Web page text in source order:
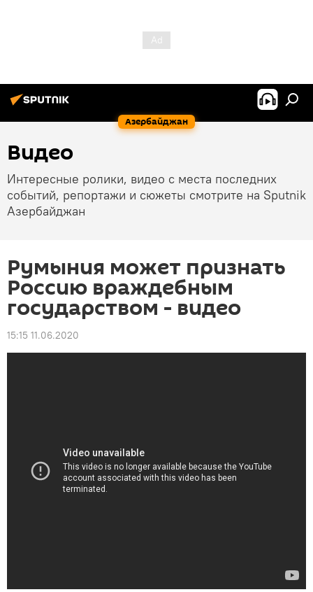
Азербайджан
Видео
Интересные ролики, видео с места последних
событий, репортажи и сюжеты смотрите на Sputnik
Азербайджан
Румыния может признать
Россию враждебным
государством - видео
15:15 11.06.2020